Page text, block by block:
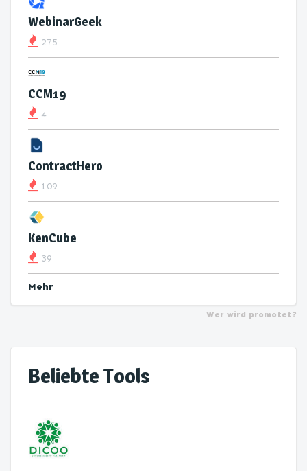
WebinarGeek
275
CCM19
4
ContractHero
109
KenCube
39
Mehr
Wer wird promotet?
Beliebte Tools